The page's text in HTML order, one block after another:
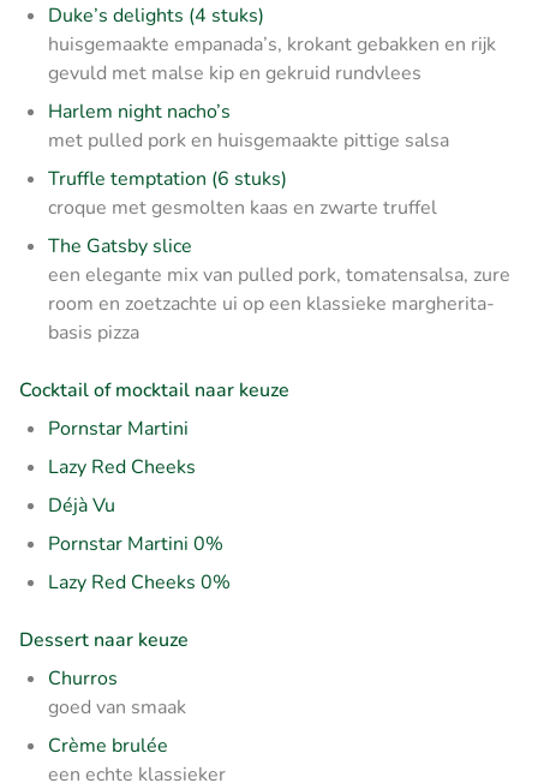
Duke’s delights (4 stuks)
huisgemaakte empanada’s, krokant gebakken en rijk
gevuld met malse kip en gekruid rundvlees
Harlem night nacho’s
met pulled pork en huisgemaakte pittige salsa
Truffle temptation (6 stuks)
croque met gesmolten kaas en zwarte truffel
The Gatsby slice
een elegante mix van pulled pork, tomatensalsa, zure
room en zoetzachte ui op een klassieke margherita-
basis pizza
Cocktail of mocktail naar keuze
Pornstar Martini
Lazy Red Cheeks
Déjà Vu
Pornstar Martini 0%
Lazy Red Cheeks 0%
Dessert naar keuze
Churros
goed van smaak
Crème brulée
een echte klassieker